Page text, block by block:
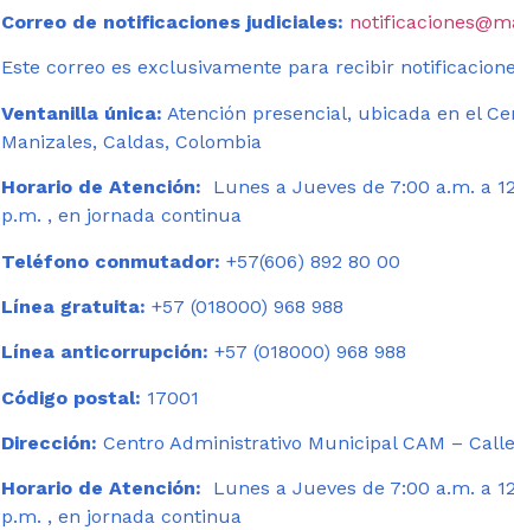
Correo de notificaciones judiciales:
Este correo es exclusivamente para recibir
Ventanilla única: Atención presencial, ubicada en el
Manizales, Caldas, Colombia
Horario de Atención:
Lunes a Jueves de 7:00 a.m. a
p.m. , en jornada continua
Teléfono conmutador: +57(606) 892 80 00
Línea gratuita: +57 (018000) 968 988
Línea anticorrupción: +57 (018000) 968 988
Código postal: 17001
Dirección: Centro Administrativo Municipal CAM –
Horario de Atención: Lunes a Jueves de 7:00 a.m. a
p.m. , en jornada continua